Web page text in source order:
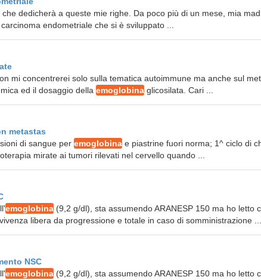
dedicherà a queste mie righe. Da poco più di un mese, mia
endometriale che si è sviluppato ...
mi concentrerei solo sulla tematica autoimmune ma anche sul
ed il dosaggio della emoglobina glicosilata. Cari ...
metastas
di sangue per emoglobina e piastrine fuori norma; 1^ ciclo di
mirate ai tumori rilevati nel cervello quando ...
emoglobina (9,2 g/dl), sta assumendo ARANESP 150 ma ho letto
libera da progressione e totale in caso di somministrazione ...
NSC
emoglobina (9,2 g/dl), sta assumendo ARANESP 150 ma ho letto